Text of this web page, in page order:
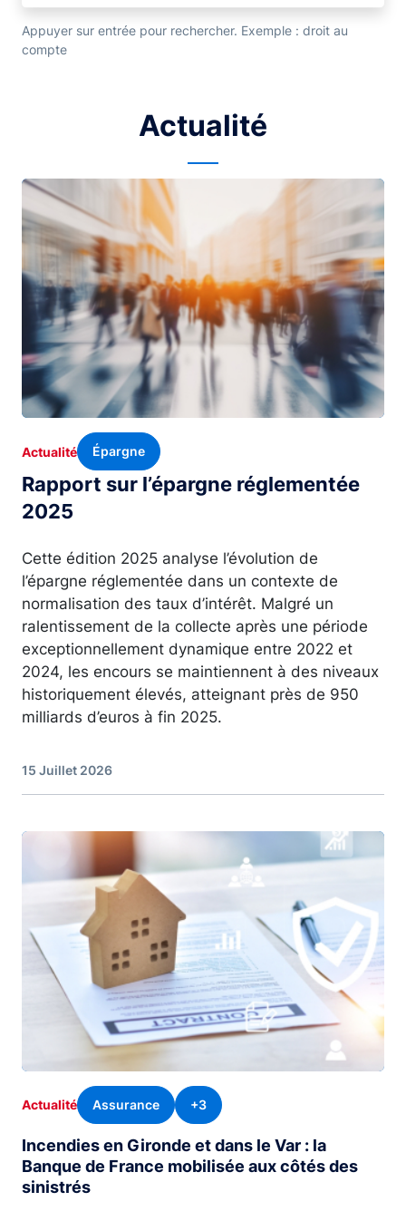
Appuyer sur entrée pour rechercher. Exemple : droit au
compte
Actualité
Image
Rapport sur l’épargne réglementée
2025
Actualité Épargne
Cette édition 2025 analyse l’évolution de
l’épargne réglementée dans un contexte de
normalisation des taux d’intérêt. Malgré un
ralentissement de la collecte après une période
exceptionnellement dynamique entre 2022 et
2024, les encours se maintiennent à des niveaux
historiquement élevés, atteignant près de 950
milliards d’euros à fin 2025.
15 Juillet 2026
Actualité Assurance +3
Incendies en Gironde et dans le Var : la
Banque de France mobilisée aux côtés des
sinistrés